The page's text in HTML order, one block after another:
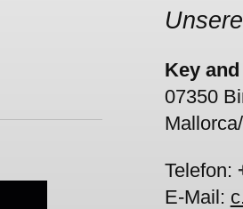
Key
07350
Telefon:
E-Mail: